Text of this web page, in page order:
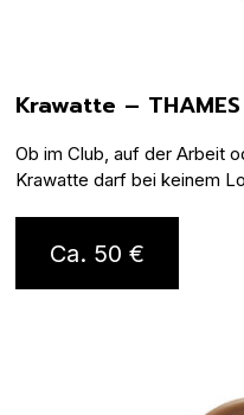
Krawatte – THAMES
Ob im Club, auf der Arbeit
Krawatte darf bei keinem
Ca. 50 €